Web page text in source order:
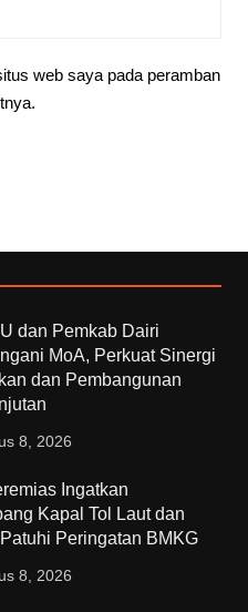
web saya pada peramban
dan Pemkab Dairi
MoA, Perkuat Sinergi
dan Pembangunan
8, 2026
Ingatkan
Kapal Tol Laut dan
Peringatan BMKG
8, 2026